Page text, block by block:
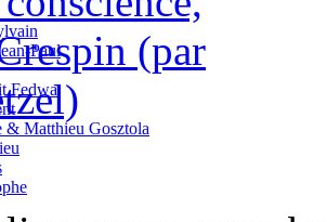
Paul
Fedwa
& Matthieu Gosztola